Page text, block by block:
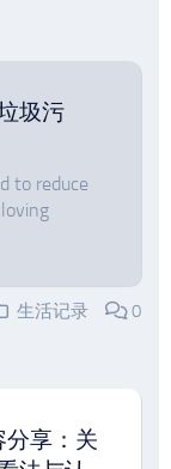
圾污
to reduce
生活记录
0
享：关